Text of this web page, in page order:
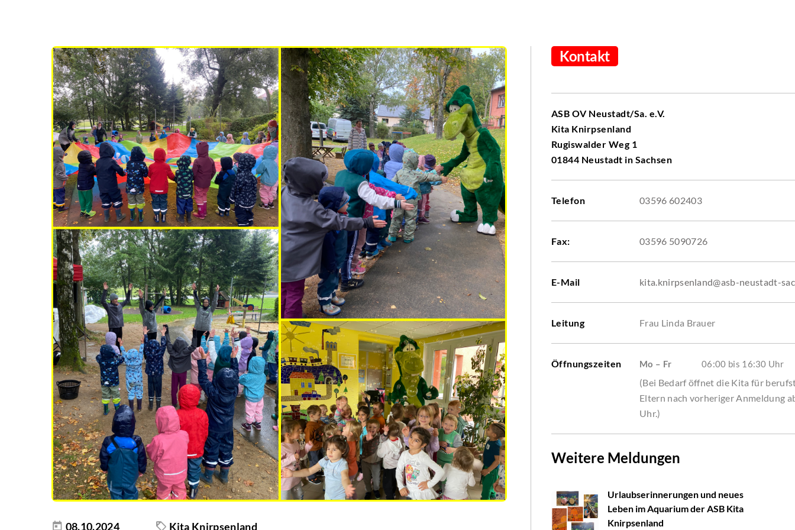
Kontakt
ASB OV Neustadt/Sa. e.V.
Kita Knirpsenland
Rugiswalder Weg 1
01844 Neustadt in Sachsen
Telefon 03596 602403
Fax: 03596 5090726
E-Mail kita.knirpsenland@asb-neustadt-
Leitung Frau Linda Brauer
Öffnungszeiten Mo – Fr 06:00 bis 16:30 Uhr
(Bei Bedarf öffnet die Kita für
Eltern nach vorheriger Anmeldung
Uhr.)
Weitere Meldungen
Urlaubserinnerungen und neues
Leben im Aquarium der ASB Kita
Knirpsenland
08.10.2024 Kita Knirpsenland